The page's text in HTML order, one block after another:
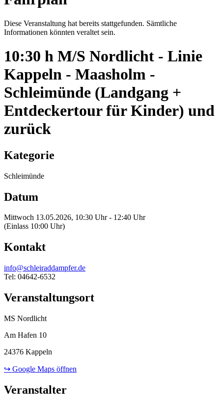
Diese Veranstaltung hat bereits stattgefunden. Sämtliche
Informationen könnten veraltet sein.
10:30 h M/S Nordlicht - Linie
Kappeln - Maasholm -
Schleimünde (Landgang +
Entdeckertour für Kinder) und
zurück
Kategorie
Schleimünde
Datum
Mittwoch 13.05.2026, 10:30 Uhr - 12:40 Uhr
(Einlass 10:00 Uhr)
Kontakt
info@schleiraddampfer.de
Tel: 04642-6532
Veranstaltungsort
MS Nordlicht
Am Hafen 10
24376 Kappeln
↪ Google Maps öffnen
Veranstalter